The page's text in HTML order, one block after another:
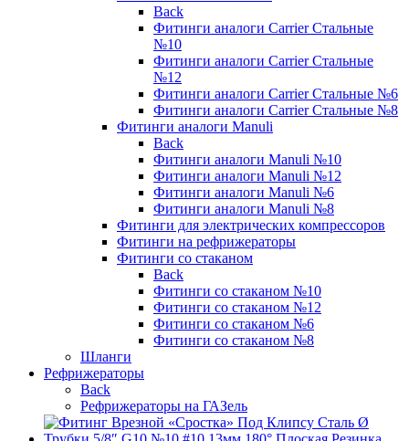
Back
Фитинги аналоги Carrier Стальные
№10
Фитинги аналоги Carrier Стальные
№12
Фитинги аналоги Carrier Стальные №6
Фитинги аналоги Carrier Стальные №8
Фитинги аналоги Manuli
Back
Фитинги аналоги Manuli №10
Фитинги аналоги Manuli №12
Фитинги аналоги Manuli №6
Фитинги аналоги Manuli №8
Фитинги для электрических компрессоров
Фитинги на рефрижераторы
Фитинги со стаканом
Back
Фитинги со стаканом №10
Фитинги со стаканом №12
Фитинги со стаканом №6
Фитинги со стаканом №8
Шланги
Рефрижераторы
Back
Рефрижераторы на ГАЗель